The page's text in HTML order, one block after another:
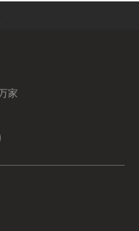
家